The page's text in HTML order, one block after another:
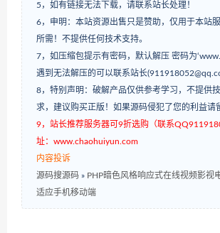
5，如有链接无法下载，请联系站长处理！
6，申明：本站资源出售只是赞助，仅用于本站
所需！不提供任何技术支持。
7，如压缩包提示有密码，默认解压 密码为
遇到无法解压的可以联系站长
8，特别声明：破解产品仅供参考学习，不提供
求，建议购买正版！如果源码侵犯了您的利益请
9，站长推荐服务器可9折选购（联系
址：www.chaohuiyun.com
内容投诉
源码搜源码 » PHP暗色风格响应式在线视频影视
适应手机移动端